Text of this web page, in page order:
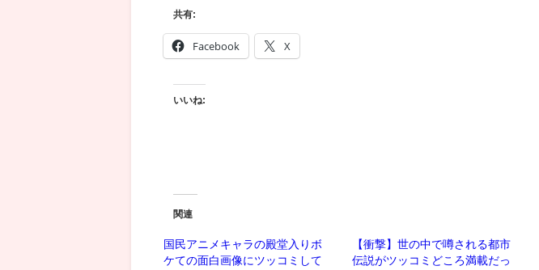
共有:
Facebook X
いいね:
関連
国民アニメキャラの殿堂入りボ
ケての面白画像にツッコミして
【衝撃】世の中で噂される都市
伝説がツッコミどころ満載だっ